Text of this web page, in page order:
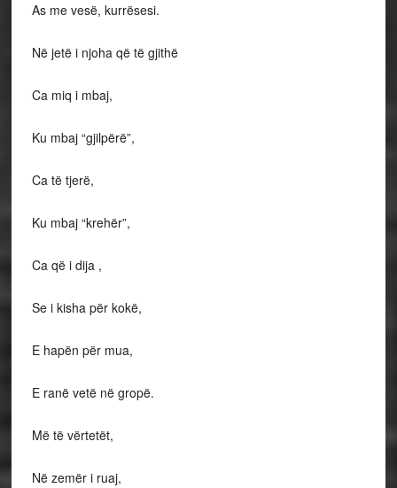
As me vesë, kurrësesi.
Në jetë i njoha që të gjithë
Ca miq i mbaj,
Ku mbaj “gjilpërë”,
Ca të tjerë,
Ku mbaj “krehër”,
Ca që i dija ,
Se i kisha për kokë,
E hapën për mua,
E ranë vetë në gropë.
Më të vërtetët,
Në zemër i ruaj,